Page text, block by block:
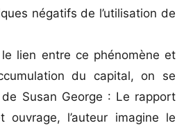
négatifs de l’utilisation de
lien entre ce phénomène et
du capital, on se
Susan George : Le rapport
ouvrage, l’auteur imagine le